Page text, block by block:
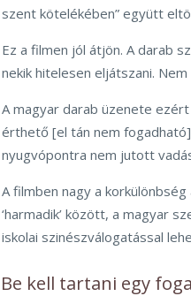
szent kötelékében” együtt
Ez a filmen jól átjön. A darab
nekik hitelesen eljátszani. Nem
A magyar darab üzenete
érthető [el tán nem
nyugvópontra nem jutott
A filmben nagy a
‘harmadik’ között, a magyar
iskolai szinészválogatással
Be kell tartani egy